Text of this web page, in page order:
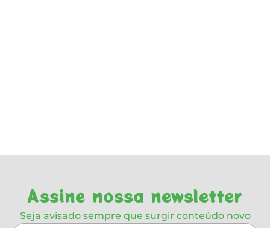
Assine nossa newsletter
Seja avisado sempre que surgir conteúdo novo